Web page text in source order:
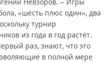
«шесть плюс один», два
турнир
из года в год растёт.
раз, знают, что это
в полной мере